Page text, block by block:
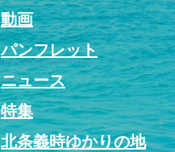
動画
パンフレット
ニュース
特集
北条義時ゆかりの地